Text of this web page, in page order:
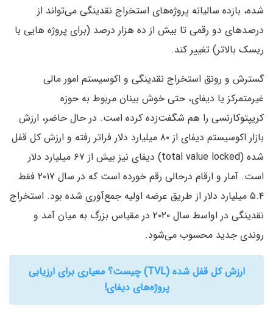
شده، بازده سالیانه پروژه‌های استخراج نقدینگی می‌تواند از
درصدهای دو رقمی تا بیش از ده هزار درصد (برای پروژه هایی با
ریسک بالاتر) تغییر کند.
گسترش و رونق استخراج نقدینگی و اکوسیستم امور مالی
غیرمتمرکز یا دیفای، حتی خوش بینان مربوط به حوزه
کریپتوکارنسی را هم شگفت‌زده کرده است. در حال حاضر، ارزش
بازار اکوسیستم دیفای از ۸۰ میلیارد دلار فراتر رفته و ارزش کل قفل
شده (total value locked) دیفای نیز بیش از ۶۷ میلیارد دلار
است. آمار و ارقام درحالی رقم خورده است که در سال ۲۰۱۷ فقط
۵.۴ میلیارد دلار از طریق عرضه اولیه جمع‌آوری شده بود. استخراج
نقدینگی در اواسط سال ۲۰۲۰ در مقیاس بزرگ به میان آمد و
روندی جدید محسوب می‌شود.
ارزش کل قفل شده (TVL) چیست؟ معیاری برای ارزیابی
پروژه‌های دیفای!